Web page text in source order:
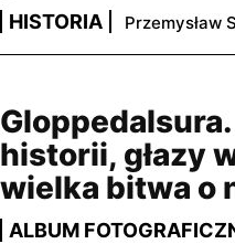
HISTORIA Przemysław
historii, głazy
wielka bitwa o
ALBUM